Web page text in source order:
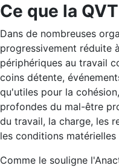
Ce que la
Dans de nombreuses
progressivement réduite
périphériques au travail
coins détente,
qu'utiles pour la
profondes du mal-être
du travail, la charge, les
les conditions
Comme le souligne